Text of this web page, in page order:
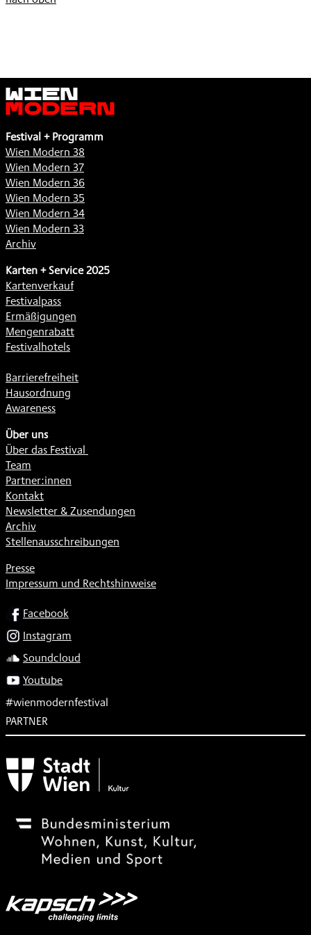
,
Wien
Modern
Festival + Programm
Wien Modern 38
Wien Modern 37
Wien Modern 36
Wien Modern 35
Wien Modern 34
Wien Modern 33
Archiv
Karten + Service 2025
Kartenverkauf
Festivalpass
Ermäßigungen
Mengenrabatt
Festivalhotels
Barrierefreiheit
Hausordnung
Awareness
Über uns
Über das Festival
Team
Partner:innen
Kontakt
Newsletter & Zusendungen
Archiv
Stellenausschreibungen
Presse
Impressum und Rechtshinweise
SOCIALFacebook
Instagram
Soundcloud
Youtube
#wienmodernfestival
PARTNER
Subventionsgeber